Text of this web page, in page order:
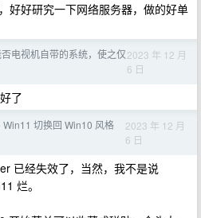
好好研究一下网络服务器，做的好单
否电视机自带的系统，使之仅2023 年 12 月
6 日
了
Win11 切换回 Win10 风格
2023 年 12 月
6 日
已经失效了，当然，我不是说
烂。